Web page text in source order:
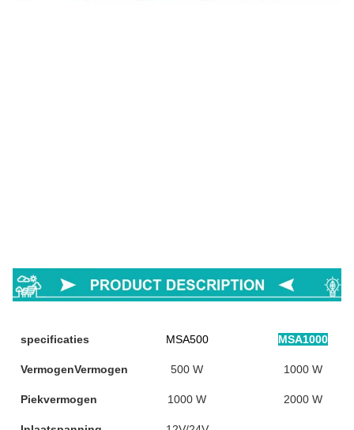
specificaties MSA500 MSA1000
VermogenVermogen 500 W 1000 W
Piekvermogen 1000 W 2000 W